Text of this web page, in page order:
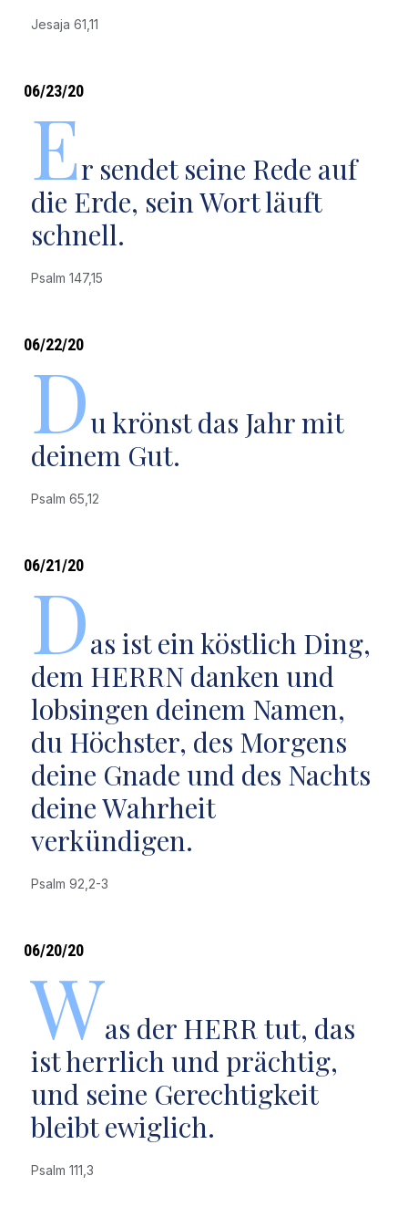
Jesaja 61,11
06/23/20
Er sendet seine Rede auf
die Erde, sein Wort läuft
schnell.
Psalm 147,15
06/22/20
Du krönst das Jahr mit
deinem Gut.
Psalm 65,12
06/21/20
Das ist ein köstlich Ding,
dem HERRN danken und
lobsingen deinem Namen,
du Höchster, des Morgens
deine Gnade und des Nachts
deine Wahrheit
verkündigen.
Psalm 92,2-3
06/20/20
Was der HERR tut, das
ist herrlich und prächtig,
und seine Gerechtigkeit
bleibt ewiglich.
Psalm 111,3